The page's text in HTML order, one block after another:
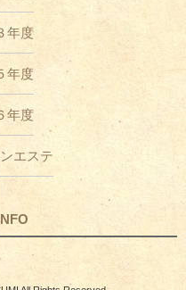
年度
年度
年度
エステ